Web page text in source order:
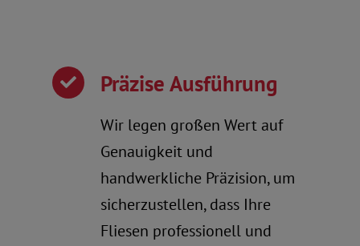
Präzise Ausführung
Wir legen großen Wert auf
Genauigkeit und
handwerkliche Präzision, um
sicherzustellen, dass Ihre
Fliesen professionell und